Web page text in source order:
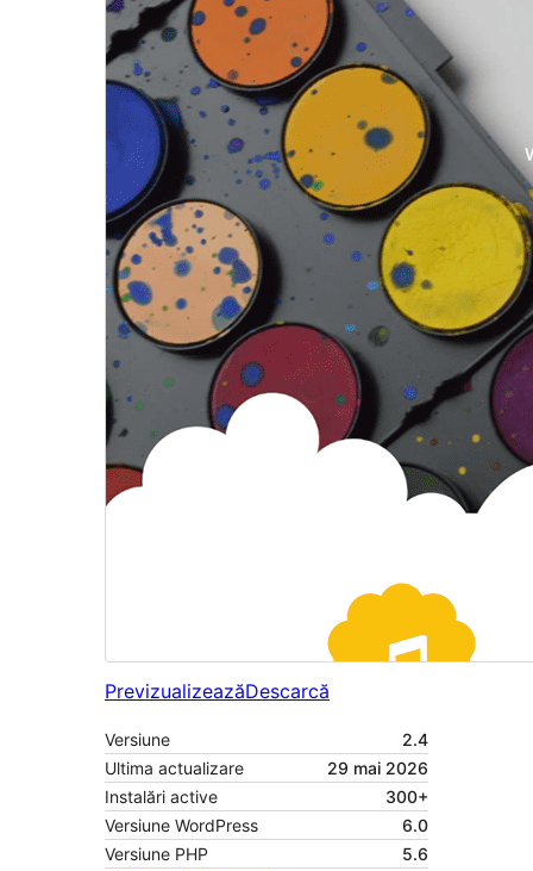
PrevizualizeazăDescarcă
Versiune
2.4
Ultima actualizare
29 mai 2026
Instalări active
300+
Versiune WordPress
6.0
Versiune PHP
5.6